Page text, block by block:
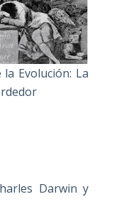
Evolución: La
Darwin y